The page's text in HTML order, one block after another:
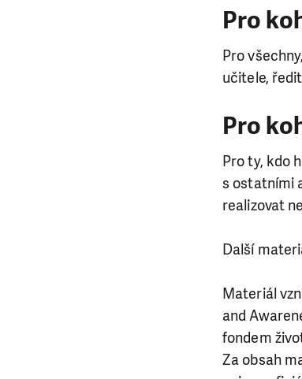
Pro
Pro
učitele,
Pro
Pro ty, kdo
s ostatními
realizovat
Další
Materiál
and
fondem
Za obsah